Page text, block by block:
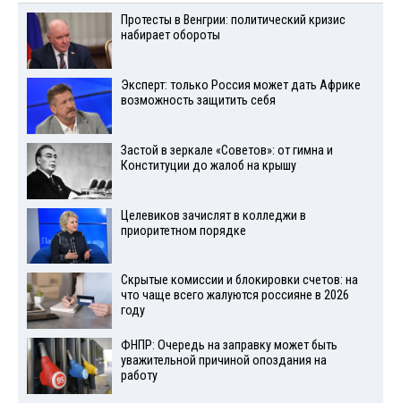
Протесты в Венгрии: политический кризис
набирает обороты
Эксперт: только Россия может дать Африке
возможность защитить себя
Застой в зеркале «Советов»: от гимна и
Конституции до жалоб на крышу
Целевиков зачислят в колледжи в
приоритетном порядке
Скрытые комиссии и блокировки счетов: на
что чаще всего жалуются россияне в 2026
году
ФНПР: Очередь на заправку может быть
уважительной причиной опоздания на
работу